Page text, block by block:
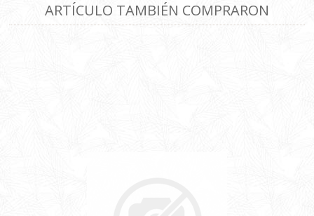
ARTÍCULO TAMBIÉN COMPRARON